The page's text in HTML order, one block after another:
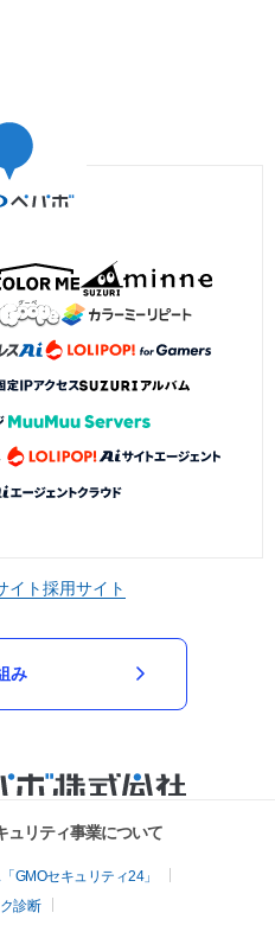
イト採用サイト
み
ュリティ事業について
GMOセキュリティ24」
診断